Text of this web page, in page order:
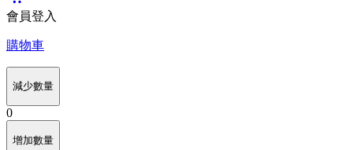
會員登入
購物車
減少數量
0
增加數量